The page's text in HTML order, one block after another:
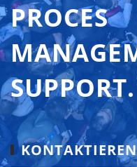
PROCES
SUPPORT.